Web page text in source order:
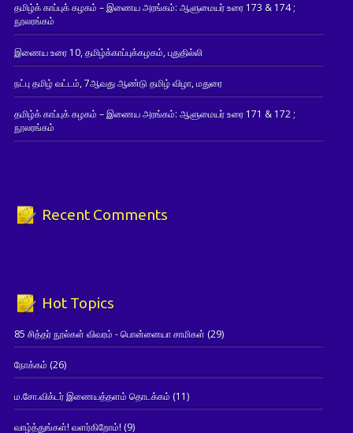
தமிழ்க் காப்புக் கழகம் – இணைய அரங்கம்: ஆளுமையர் உரை 173 & 174 ;
நூலரங்கம்
இணைய உரை 10, தமிழ்க்காப்புக்கழகம், புதுதில்லி
நட்பு தமிழ் வட்டம், 7ஆவது ஆண்டு தமிழ் விழா, மதுரை
தமிழ்க் காப்புக் கழகம் – இணைய அரங்கம்: ஆளுமையர் உரை 171 & 172 ;
நூலரங்கம்
Recent Comments
Hot Topics
85 சித்தர் நூல்கள் விவரம் - பொன்னையா சாமிகள் (29)
நோக்கம் (26)
ம.சோ.விக்டர் இணையத்தளம் தொடக்கம் (11)
வாழ்த்துங்கள்! வளர்கிறோம்! (9)